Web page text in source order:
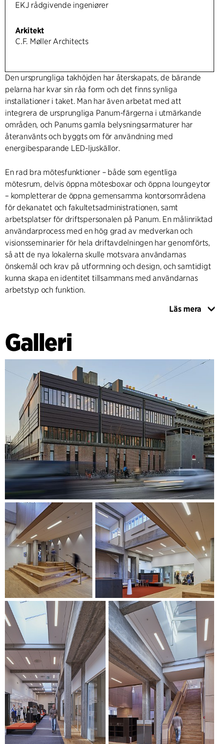
EKJ rådgivende ingeniører
Arkitekt
C.F. Møller Architects
Den ursprungliga takhöjden har återskapats, de bärande
pelarna har kvar sin råa form och det finns synliga
installationer i taket. Man har även arbetat med att
integrera de ursprungliga Panum-färgerna i utmärkande
områden, och Panums gamla belysningsarmaturer har
återanvänts och byggts om för användning med
energibesparande LED-ljuskällor.
En rad bra mötesfunktioner – både som egentliga
mötesrum, delvis öppna mötesboxar och öppna loungeytor
– kompletterar de öppna gemensamma kontorsområdena
för dekanatet och fakultetsadministrationen, samt
arbetsplatser för driftspersonalen på Panum. En målinriktad
användarprocess med en hög grad av medverkan och
visionsseminarier för hela driftavdelningen har genomförts,
så att de nya lokalerna skulle motsvara användarnas
önskemål och krav på utformning och design, och samtidigt
kunna skapa en identitet tillsammans med användarnas
arbetstyp och funktion.
Ombyggnationerna gav samtidigt möjlighet att kunna
renovering av byggnadens fasader, för att få bra
dagsljusförhållanden till arbetsplatserna i byggnaden och
samtidigt skapa en fasad som var anpassad för byggnadens
arkitektur och ursprungliga fasadelement. För fasaderna
mot öst och syd anpassades de befintliga, stängda
panelfasaderna och fick genomgående fönsterband som till
sin geometri och form överensstämmer med Panum i övrigt.
I bottenvåningens massiva murade bas upprepades de
karakteristiska genomgående fönstergluggarna i murverket
för att skapa tillräckliga ljusförhållanden för
kontorsplatserna här, och mellan bottenvåningen och
våning ett skapades genombrytningar med markanta
takfönster för att leda ned dagsljuset genom byggnaden.
Läs mera
Galleri